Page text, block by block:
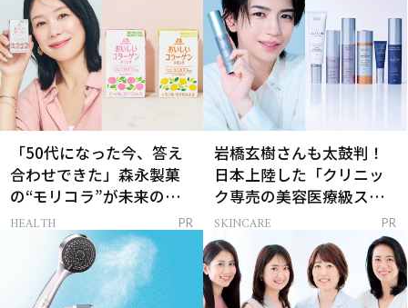
「50代になった今、答え
合わせできた」森永製菓
の“モリコラ”が未来のキ
レイを連れてくる！
HEALTH PR
岩橋玄樹さんも太鼓判！
日本上陸した「クリニッ
ク専売の美容医療級スキ
ンケア」
SKINCARE PR